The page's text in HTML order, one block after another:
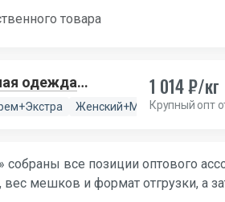
товара
одежда
Женский+Мужской
1 014 ₽/кг
Крупный опт
собраны все позиции оптового
вес мешков и формат отгрузки, а